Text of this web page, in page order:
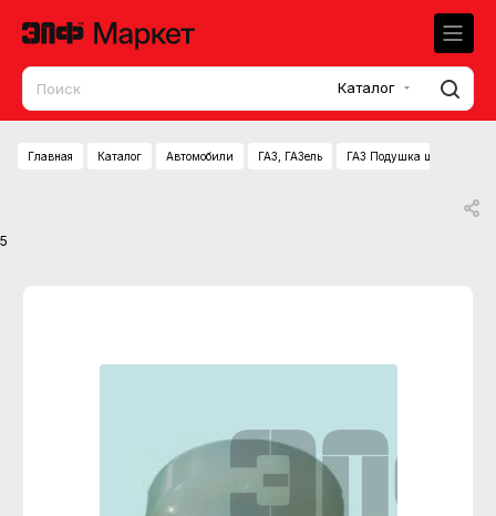
Каталог
Главная Каталог Автомобили ГАЗ, ГАЗель ГАЗ Подушка штанги
5